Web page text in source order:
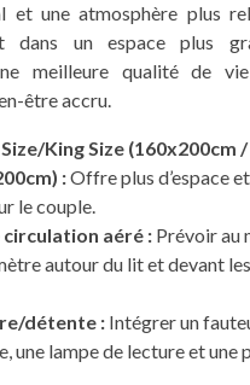
et une atmosphère plus
dans un espace plus
meilleure qualité de
être accru.
King Size (160x200cm /
:Offre plus d’espace
le couple.
circulation aéré : Prévoir au
autour du lit et devant les
détente : Intégrer un
une lampe de lecture et une